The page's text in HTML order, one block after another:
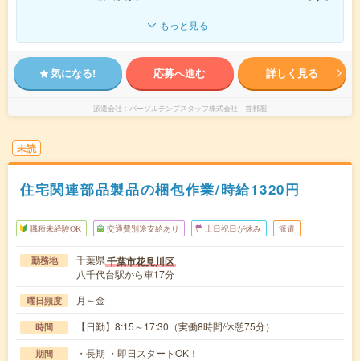
もっと見る
気になる! 応募へ進む 詳しく見る
派遣会社 パーソルテンプスタッフ株式会社 首都圏
未読
住宅関連部品製品の梱包作業/時給1320円
職種未経験OK 交通費別途支給あり 土日祝日が休み 派遣
勤務地 千葉県千葉市花見川区
八千代台駅から車17分
曜日頻度 月～金
時間 【日勤】8:15～17:30（実働8時間/休憩75分）
期間 ・長期 ・即日スタートOK！